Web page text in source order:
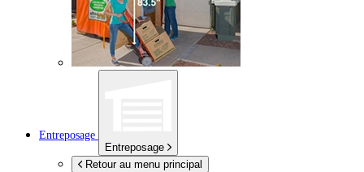
Entreposage
Entreposage
Retour au menu principal